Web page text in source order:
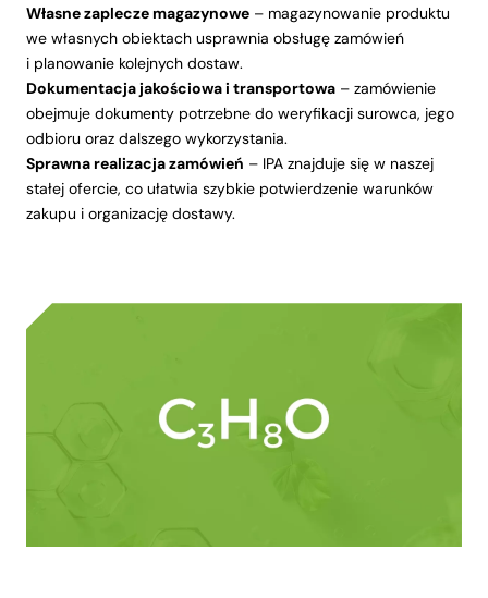
Własne zaplecze magazynowe – magazynowanie produktu
we własnych obiektach usprawnia obsługę zamówień
i planowanie kolejnych dostaw.
Dokumentacja jakościowa i transportowa – zamówienie
obejmuje dokumenty potrzebne do weryfikacji surowca, jego
odbioru oraz dalszego wykorzystania.
Sprawna realizacja zamówień – IPA znajduje się w naszej
stałej ofercie, co ułatwia szybkie potwierdzenie warunków
zakupu i organizację dostawy.